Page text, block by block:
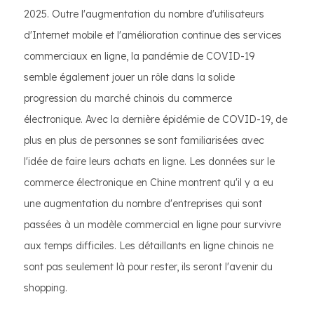
2025. Outre l'augmentation du nombre d'utilisateurs
d'Internet mobile et l'amélioration continue des services
commerciaux en ligne, la pandémie de COVID-19
semble également jouer un rôle dans la solide
progression du marché chinois du commerce
électronique. Avec la dernière épidémie de COVID-19, de
plus en plus de personnes se sont familiarisées avec
l'idée de faire leurs achats en ligne. Les données sur le
commerce électronique en Chine montrent qu'il y a eu
une augmentation du nombre d'entreprises qui sont
passées à un modèle commercial en ligne pour survivre
aux temps difficiles. Les détaillants en ligne chinois ne
sont pas seulement là pour rester, ils seront l'avenir du
shopping.